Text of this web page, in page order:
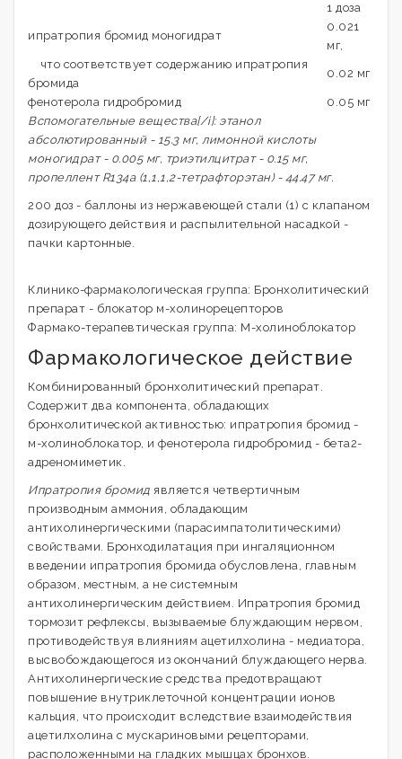
1 доза
ипратропия бромид моногидрат
0.021
мг,
что соответствует содержанию ипратропия
бромида
0.02 мг
фенотерола гидробромид
0.05 мг
Вспомогательные вещества[/i]: этанол
абсолютированный - 15.3 мг, лимонной кислоты
моногидрат - 0.005 мг, триэтилцитрат - 0.15 мг,
пропеллент R134a (1,1,1,2-тетрафторэтан) - 44.47 мг.
200 доз - баллоны из нержавеющей стали (1) с клапаном
дозирующего действия и распылительной насадкой -
пачки картонные.
Клинико-фармакологическая группа: Бронхолитический
препарат - блокатор м-холинорецепторов
Фармако-терапевтическая группа: М-холиноблокатор
Фармакологическое действие
Комбинированный бронхолитический препарат.
Содержит два компонента, обладающих
бронхолитической активностью: ипратропия бромид -
м-холиноблокатор, и фенотерола гидробромид - бета2-
адреномиметик.
Ипратропия бромид является четвертичным
производным аммония, обладающим
антихолинергическими (парасимпатолитическими)
свойствами. Бронходилатация при ингаляционном
введении ипратропия бромида обусловлена, главным
образом, местным, а не системным
антихолинергическим действием. Ипратропия бромид
тормозит рефлексы, вызываемые блуждающим нервом,
противодействуя влияниям ацетилхолина - медиатора,
высвобождающегося из окончаний блуждающего нерва.
Антихолинергические средства предотвращают
повышение внутриклеточной концентрации ионов
кальция, что происходит вследствие взаимодействия
ацетилхолина с мускариновыми рецепторами,
расположенными на гладких мышцах бронхов.